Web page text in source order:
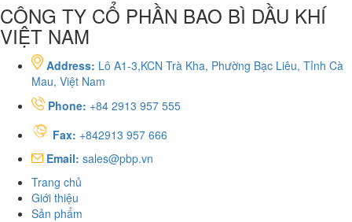
CÔNG TY CỔ PHẦN BAO BÌ DẦU KHÍ
VIỆT NAM
Address: Lô A1-3,KCN Trà Kha, Phường Bạc Liêu, Tỉnh Cà
Mau, Việt Nam
Phone: +84 2913 957 555
Fax: +842913 957 666
Email: sales@pbp.vn
Trang chủ
Giới thiệu
Sản phẩm